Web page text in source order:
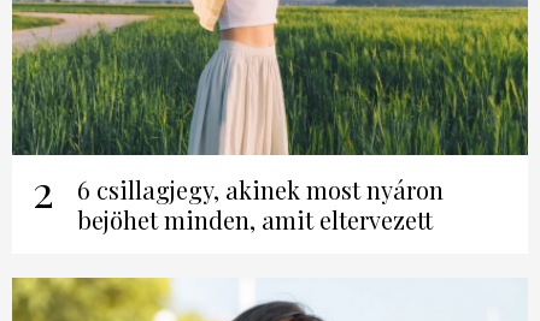
2
6 csillagjegy, akinek most nyáron
bejöhet minden, amit eltervezett